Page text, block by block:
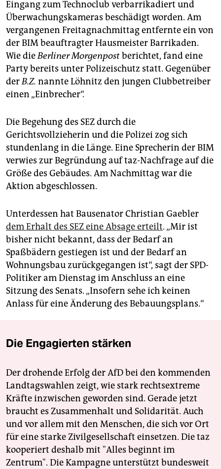
Eingang zum Technoclub verbarrikadiert und
Überwachungskameras beschädigt worden. Am
vergangenen Freitagnachmittag entfernte ein von
der BIM beauftragter Hausmeister Barrikaden.
Wie dieBerliner Morgenpostberichtet, fand eine
Party bereits unter Polizeischutz statt. Gegenüber
derB.Z. nannte Löhnitz den jungen Clubbetreiber
einen „Einbrecher“.
Die Begehung des SEZ durch die
Gerichtsvollzieherin und die Polizei zog sich
stundenlang in die Länge. Eine Sprecherin der BIM
verwies zur Begründung auf taz-Nachfrage auf die
Größe des Gebäudes. Am Nachmittag war die
Aktion abgeschlossen.
Unterdessen hat Bausenator Christian Gaebler
dem Erhalt des SEZ eine Absage erteilt. „Mir ist
bisher nicht bekannt, dass der Bedarf an
Spaßbädern gestiegen ist und der Bedarf an
Wohnungsbau zurückgegangen ist“, sagt der SPD-
Politiker am Dienstag im Anschluss an eine
Sitzung des Senats. „Insofern sehe ich keinen
Anlass für eine Änderung des Bebauungsplans.“
Die Engagierten stärken
Der drohende Erfolg der AfD bei den kommenden
Landtagswahlen zeigt, wie stark rechtsextreme
Kräfte inzwischen geworden sind. Gerade jetzt
braucht es Zusammenhalt und Solidarität. Auch
und vor allem mit den Menschen, die sich vor Ort
für eine starke Zivilgesellschaft einsetzen. Die taz
kooperiert deshalb mit "Alles beginnt im
Zentrum". Die Kampagne unterstützt bundesweit